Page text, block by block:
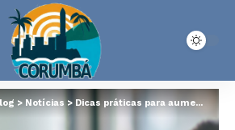
>Notícias > Dicas práticas para aumentar a lucratividade da sua empresa de forma sustentável